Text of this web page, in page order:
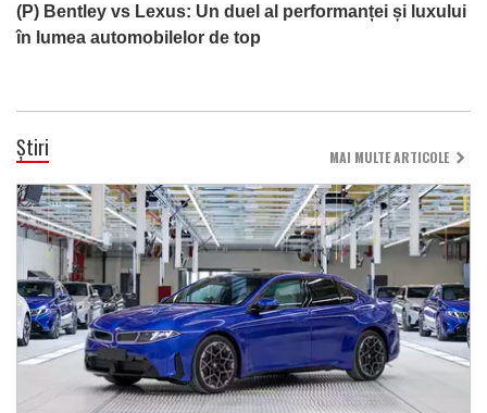
(P) Bentley vs Lexus: Un duel al performanței și luxului
în lumea automobilelor de top
Știri MAI MULTE ARTICOLE